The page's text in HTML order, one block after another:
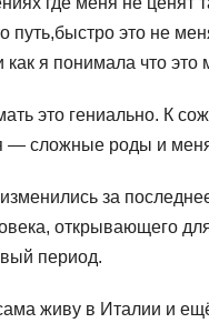
путь,быстро это не
я понимала что это
это гениально. К
— сложные роды и
за
открывающего
период.
живу в Италии и